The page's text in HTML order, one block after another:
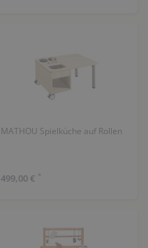
MATHOU Spielküche auf Rollen
499,00 € *